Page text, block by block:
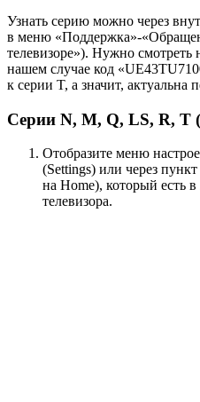
Узнать серию можно через
в меню «Поддержка»-
телевизоре»). Нужно
нашем случае код
к серии T, а значит, актуальна
Серии N, M, Q, LS, R, T
Отобразите меню
(Settings) или через
на Home), который есть
телевизора.